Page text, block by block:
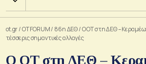
ot.gr/OT FORUM/ 86η ΔΕΘ/Ο ΟΤ στη ΔΕΘ –
τέσσερις σημαντικές αλλαγές
Ο ΟΤ στη ΔΕΘ –